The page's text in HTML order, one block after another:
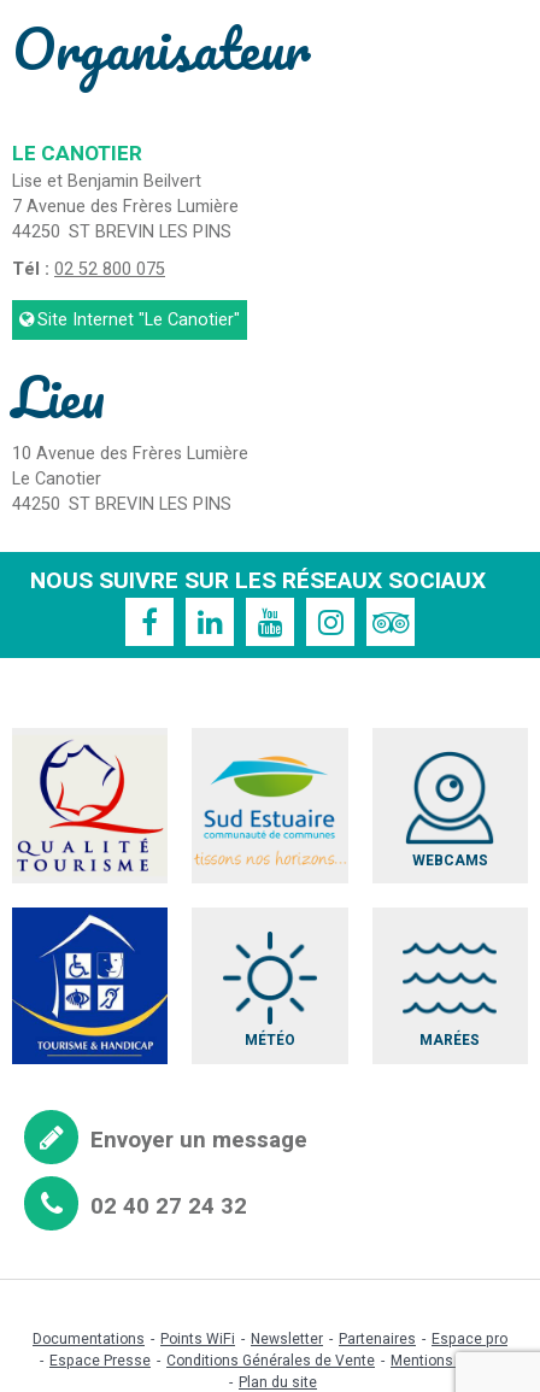
Organisateur
LE CANOTIER
Lise et Benjamin Beilvert
7 Avenue des Frères Lumière
44250 ST BREVIN LES PINS
Tél : 02 52 800 075
Site Internet"Le Canotier"
Lieu
10 Avenue des Frères Lumière
Le Canotier
44250 ST BREVIN LES PINS
NOUS SUIVRE SUR LES RÉSEAUX SOCIAUX
WEBCAMS
MÉTÉO MARÉES
Envoyer un message
02 40 27 24 32
Documentations Points WiFi Newsletter Partenaires
Espace pro
Espace Presse
Conditions Générales de Vente
Mentions légales
Plan du site